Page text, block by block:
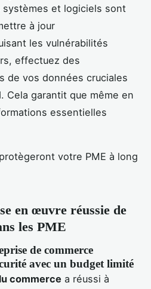
et logiciels sont
à jour
les vulnérabilités
effectuez des
de vos données cruciales
Cela garantit que même en
essentielles
votre PME à long
en œuvre réussie de
les PME
de commerce
avec un budget limité
commerce a réussi à